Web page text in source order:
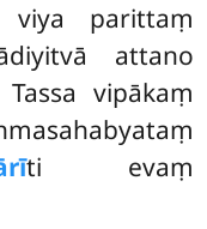
viya parittaṃ
attano
vipākaṃ
ti evaṃ